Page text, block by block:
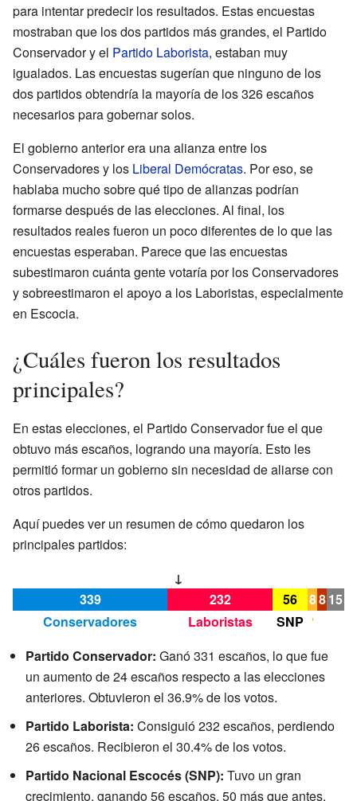
para intentar predecir los resultados. Estas encuestas
mostraban que los dos partidos más grandes, el Partido
Conservador y el Partido Laborista, estaban muy
igualados. Las encuestas sugerían que ninguno de los
dos partidos obtendría la mayoría de los 326 escaños
necesarios para gobernar solos.
El gobierno anterior era una alianza entre los
Conservadores y los Liberal Demócratas. Por eso, se
hablaba mucho sobre qué tipo de alianzas podrían
formarse después de las elecciones. Al final, los
resultados reales fueron un poco diferentes de lo que las
encuestas esperaban. Parece que las encuestas
subestimaron cuánta gente votaría por los Conservadores
y sobreestimaron el apoyo a los Laboristas, especialmente
en Escocia.
¿Cuáles fueron los resultados
principales?
En estas elecciones, el Partido Conservador fue el que
obtuvo más escaños, logrando una mayoría. Esto les
permitió formar un gobierno sin necesidad de aliarse con
otros partidos.
Aquí puedes ver un resumen de cómo quedaron los
principales partidos:
↓
339
232 56 8815
Conservadores
Laboristas SNP '
Partido Conservador: Ganó 331 escaños, lo que fue
un aumento de 24 escaños respecto a las elecciones
anteriores. Obtuvieron el 36.9% de los votos.
Partido Laborista: Consiguió 232 escaños, perdiendo
26 escaños. Recibieron el 30.4% de los votos.
Partido Nacional Escocés (SNP): Tuvo un gran
crecimiento, ganando 56 escaños, 50 más que antes.